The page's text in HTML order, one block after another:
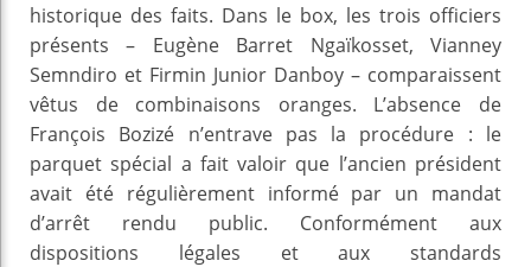
historique des faits. Dans le box, les trois officiers
présents – Eugène Barret Ngaïkosset, Vianney
Semndiro et Firmin Junior Danboy – comparaissent
vêtus de combinaisons oranges. L’absence de
François Bozizé n’entrave pas la procédure : le
parquet spécial a fait valoir que l’ancien président
avait été régulièrement informé par un mandat
d’arrêt rendu public. Conformément aux
dispositions légales et aux standards